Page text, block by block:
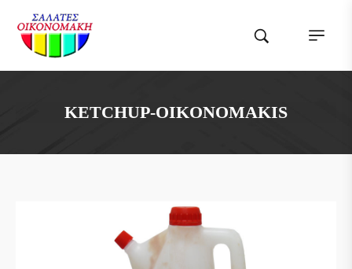
KETCHUP-OIKONOMAKIS